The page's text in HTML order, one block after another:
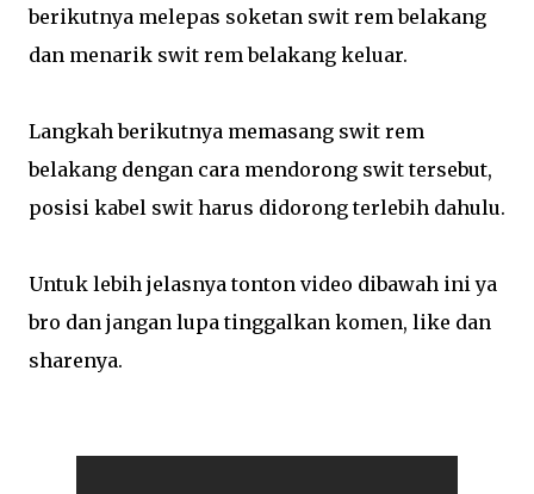
berikutnya melepas soketan swit rem belakang
dan menarik swit rem belakang keluar.
Langkah berikutnya memasang swit rem
belakang dengan cara mendorong swit tersebut,
posisi kabel swit harus didorong terlebih dahulu.
Untuk lebih jelasnya tonton video dibawah ini ya
bro dan jangan lupa tinggalkan komen, like dan
sharenya.